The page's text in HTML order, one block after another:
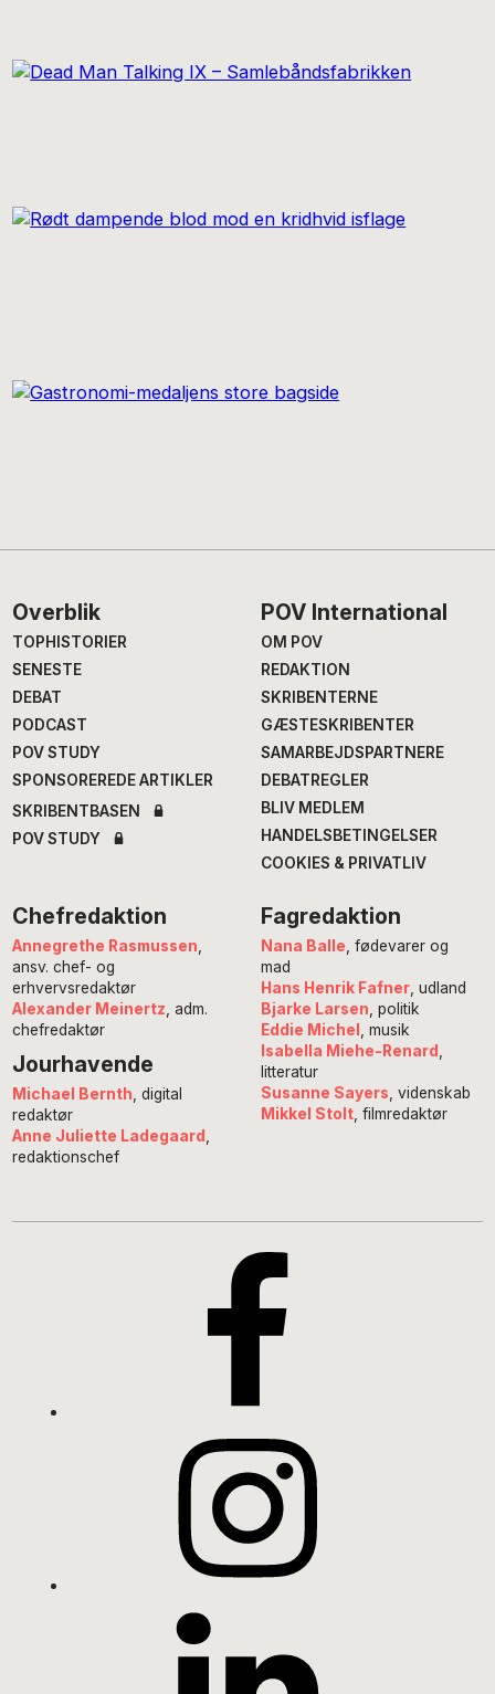
Footer
Overblik
TOPHISTORIER
SENESTE
DEBAT
PODCAST
POV STUDY
SPONSOREREDE ARTIKLER
SKRIBENTBASEN
POV STUDY
POV International
OM POV
REDAKTION
SKRIBENTERNE
GÆSTESKRIBENTER
SAMARBEJDSPARTNERE
DEBATREGLER
BLIV MEDLEM
HANDELSBETINGELSER
COOKIES & PRIVATLIV
Chefredaktion
Annegrethe Rasmussen,
ansv. chef- og
erhvervsredaktør
Alexander Meinertz, adm.
chefredaktør
Jourhavende
Michael Bernth , digital
redaktør
Anne Juliette Ladegaard
redaktionschef
Fagredaktion
Nana Balle, fødevarer og
mad
Hans Henrik Fafner, udland
Bjarke Larsen, politik
Eddie Michel , musik
Isabella Miehe-Renard ,
litteratur
Susanne Sayers, videnskab
Mikkel Stolt, filmredaktør